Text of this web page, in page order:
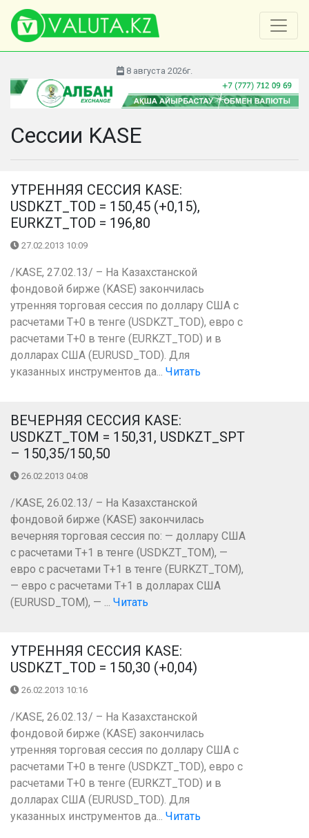
8 августа 2026г.
Сессии KASE
УТРЕННЯЯ СЕССИЯ KASE:
USDKZT_TOD = 150,45 (+0,15),
EURKZT_TOD = 196,80
27.02.2013 10:09
/KASE, 27.02.13/ – На Казахстанской
фондовой бирже (KASE) закончилась
утренняя торговая сессия по доллару США с
расчетами Т+0 в тенге (USDKZT_TOD), евро с
расчетами T+0 в тенге (EURKZT_TOD) и в
долларах США (EURUSD_TOD). Для
указанных инструментов да... Читать
ВЕЧЕРНЯЯ СЕССИЯ KASE:
USDKZT_TOM = 150,31, USDKZT_SPT
– 150,35/150,50
26.02.2013 04:08
/KASE, 26.02.13/ – На Казахстанской
фондовой бирже (KASE) закончилась
вечерняя торговая сессия по: — доллару США
с расчетами Т+1 в тенге (USDKZT_TOM), —
евро с расчетами Т+1 в тенге (EURKZT_TOM),
— евро с расчетами Т+1 в долларах США
(EURUSD_TOM), — ... Читать
УТРЕННЯЯ СЕССИЯ KASE:
USDKZT_TOD = 150,30 (+0,04)
26.02.2013 10:16
/KASE, 26.02.13/ – На Казахстанской
фондовой бирже (KASE) закончилась
утренняя торговая сессия по доллару США с
расчетами Т+0 в тенге (USDKZT_TOD), евро с
расчетами T+0 в тенге (EURKZT_TOD) и в
долларах США (EURUSD_TOD). Для
указанных инструментов да... Читать